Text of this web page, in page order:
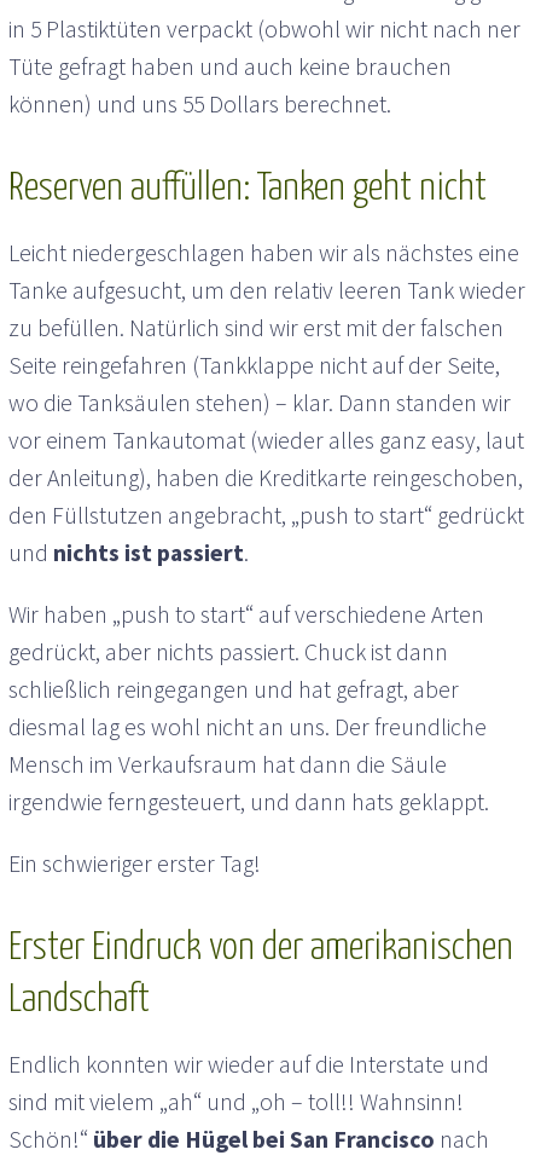
in 5 Plastiktüten verpackt (obwohl wir nicht nach ner
Tüte gefragt haben und auch keine brauchen
können) und uns 55 Dollars berechnet.
Reserven auffüllen: Tanken geht nicht
Leicht niedergeschlagen haben wir als nächstes eine
Tanke aufgesucht, um den relativ leeren Tank wieder
zu befüllen. Natürlich sind wir erst mit der falschen
Seite reingefahren (Tankklappe nicht auf der Seite,
wo die Tanksäulen stehen) – klar. Dann standen wir
vor einem Tankautomat (wieder alles ganz easy, laut
der Anleitung), haben die Kreditkarte reingeschoben,
den Füllstutzen angebracht, „push to start“ gedrückt
und nichts ist passiert.
Wir haben „push to start“ auf verschiedene Arten
gedrückt, aber nichts passiert. Chuck ist dann
schließlich reingegangen und hat gefragt, aber
diesmal lag es wohl nicht an uns. Der freundliche
Mensch im Verkaufsraum hat dann die Säule
irgendwie ferngesteuert, und dann hats geklappt.
Ein schwieriger erster Tag!
Erster Eindruck von der amerikanischen
Landschaft
Endlich konnten wir wieder auf die Interstate und
sind mit vielem „ah“ und „oh – toll!! Wahnsinn!
Schön!“ über die Hügel bei San Francisco nach